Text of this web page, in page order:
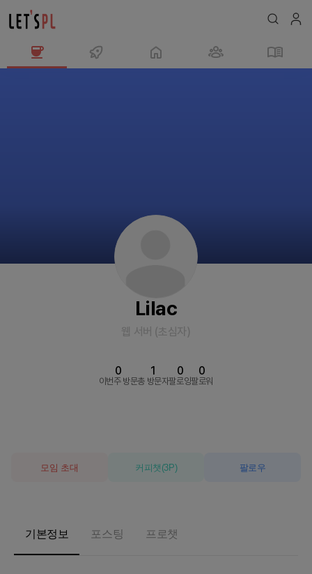
Lilac
웹 서버 (초심자 )
이번주 방문
0
총 방문자
1
팔로잉
0
팔로워
0
모임 초대 커피챗 (3P) 팔로우
기본정보 포스팅 프로챗